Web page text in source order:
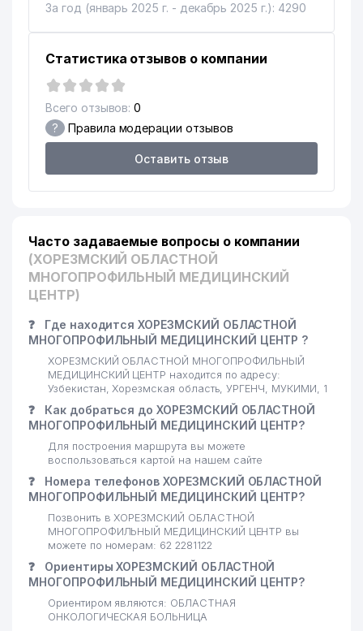
За год (январь 2025 г. - декабрь 2025 г.): 4290
Статистика отзывов о компании
Всего отзывов: 0
? Правила модерации отзывов
Оставить отзыв
Часто задаваемые вопросы о компании
(ХОРЕЗМСКИЙ ОБЛАСТНОЙ
МНОГОПРОФИЛЬНЫЙ МЕДИЦИНСКИЙ
ЦЕНТР)
❓
Где находится ХОРЕЗМСКИЙ ОБЛАСТНОЙ
МНОГОПРОФИЛЬНЫЙ МЕДИЦИНСКИЙ ЦЕНТР ?
ХОРЕЗМСКИЙ ОБЛАСТНОЙ МНОГОПРОФИЛЬНЫЙ
МЕДИЦИНСКИЙ ЦЕНТР находится по адресу:
Узбекистан, Хорезмская область, УРГЕНЧ, МУКИМИ, 1
❓
Как добраться до ХОРЕЗМСКИЙ ОБЛАСТНОЙ
МНОГОПРОФИЛЬНЫЙ МЕДИЦИНСКИЙ ЦЕНТР?
Для построения маршрута вы можете
воспользоваться картой на нашем сайте
❓
Номера телефонов ХОРЕЗМСКИЙ ОБЛАСТНОЙ
МНОГОПРОФИЛЬНЫЙ МЕДИЦИНСКИЙ ЦЕНТР?
Позвонить в ХОРЕЗМСКИЙ ОБЛАСТНОЙ
МНОГОПРОФИЛЬНЫЙ МЕДИЦИНСКИЙ ЦЕНТР вы
можете по номерам: 62 2281122
❓
Ориентиры ХОРЕЗМСКИЙ ОБЛАСТНОЙ
МНОГОПРОФИЛЬНЫЙ МЕДИЦИНСКИЙ ЦЕНТР?
Ориентиром являются: ОБЛАСТНАЯ
ОНКОЛОГИЧЕСКАЯ БОЛЬНИЦА